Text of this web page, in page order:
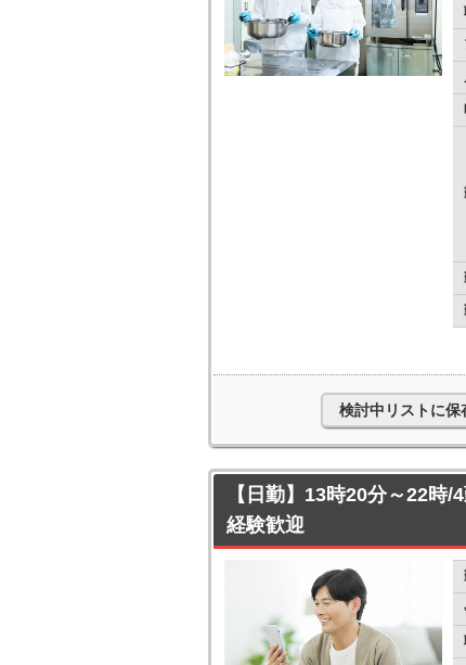
検討中リストに保
【日勤】13時20分～22時
経験歓迎